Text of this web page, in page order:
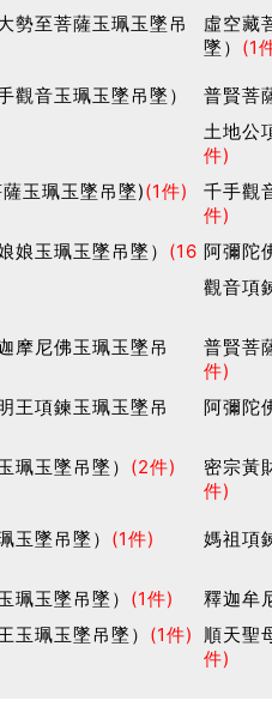
勢至菩薩玉珮玉墜吊
虛空藏
墜） (1
觀音玉珮玉墜吊墜）
普賢菩
土地公
件)
玉珮玉墜吊墜)(1件)
千手觀
件)
娘玉珮玉墜吊墜） (16 阿彌陀
觀音項
摩尼佛玉珮玉墜吊
普賢菩
件)
王項鍊玉珮玉墜吊
阿彌陀
珮玉墜吊墜） (2件)
密宗黃
件)
玉墜吊墜） (1件) 媽祖項
珮玉墜吊墜） (1件)
釋迦牟
玉珮玉墜吊墜） (1件)
順天聖
件)